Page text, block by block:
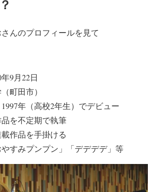
んのプロフィールを見て
9月22日
町田市）
年 （高校2年生）でデビュー
を不定期で執筆
作品を手掛ける
やすみプンプン」「デデデデ」 等